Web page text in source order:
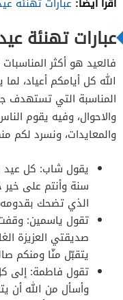
عبارات تهنئة
فالعيد هو أكثر
الله كل أيامكم أعياد،
المناسبة التي تستهدف
والاحوال، وفيه يقوم
والمعايدات، ونسرد لكم
يقول شاب: كل عيد
سنة وأنتم على خير
الذي تضحك بقدومه
تقول ياسمين: وقفت
صديقتي العزيزة
يتقبّل منّا ومنكم
تقول فاطمة: إلى
وأسأل من الله أن